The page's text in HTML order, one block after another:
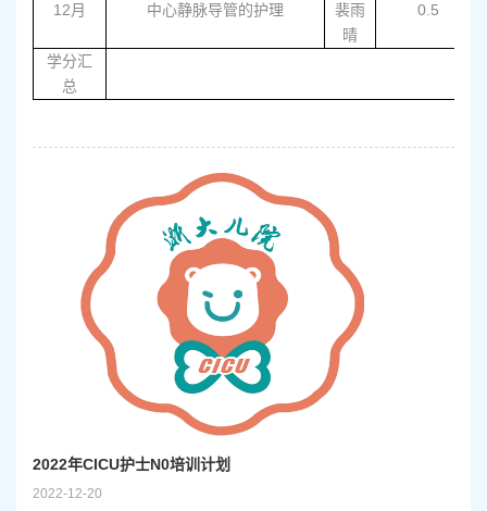
12月 中心静脉导管的护理
裴雨
晴
0.5
学分汇
总
2022-12-20
2022年CICU护士N0培训计划